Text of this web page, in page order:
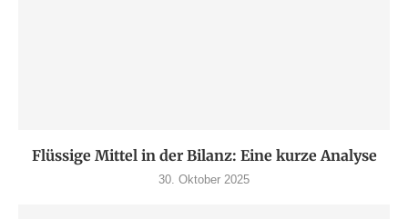
Flüssige Mittel in der Bilanz: Eine kurze Analyse
30. Oktober 2025